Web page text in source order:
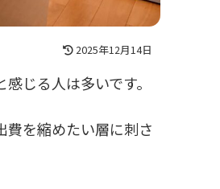
2025年12月14日
じる人は多いです。
費を縮めたい層に刺さ